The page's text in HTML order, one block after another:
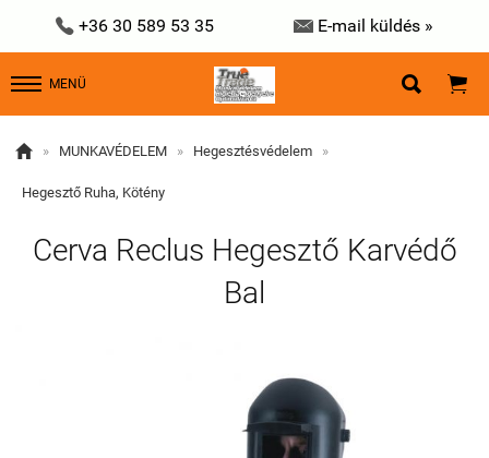
 +36 30 589 53 35  E-mail küldés »
MENÜ  
 » MUNKAVÉDELEM » Hegesztésvédelem »
Hegesztő Ruha, Kötény
Cerva Reclus Hegesztő Karvédő
Bal